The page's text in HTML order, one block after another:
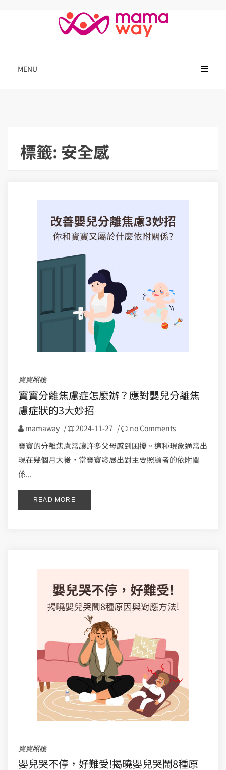
MENU
標籤: 安全感
寶寶照護
寶寶分離焦慮症怎麼辦？應對嬰兒分離焦
慮症狀的3大妙招
mamaway / 2024-11-27 / no Comments
寶寶的分離焦慮常讓許多父母感到困擾。這種現象通常出
現在幾個月大後，當寶寶發展出對主要照顧者的依附關
係...
READ MORE
寶寶照護
嬰兒哭不停，好難受!揭曉嬰兒哭鬧8種原